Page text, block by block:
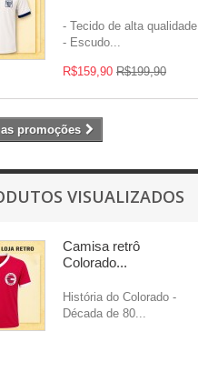
- Tecido de alta qualidade
- Escudo...
R$159,90 R$199,90
promoções
VISUALIZADOS
Camisa retrô
Colorado...
História do Colorado -
Década de 80...